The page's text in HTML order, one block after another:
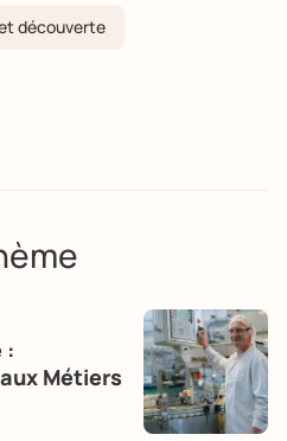
découverte
:
Métiers